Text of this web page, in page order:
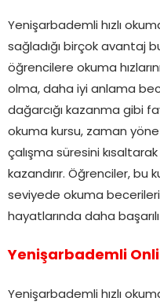
Yenişarbademli hızlı
sağladığı birçok avantaj
öğrencilere okuma
olma, daha iyi anlama
dağarcığı kazanma gibi
okuma kursu, zaman
çalışma süresini
kazandırır. Öğrenciler, bu
seviyede okuma
hayatlarında daha
Yenişarbademli
Yenişarbademli hızlı